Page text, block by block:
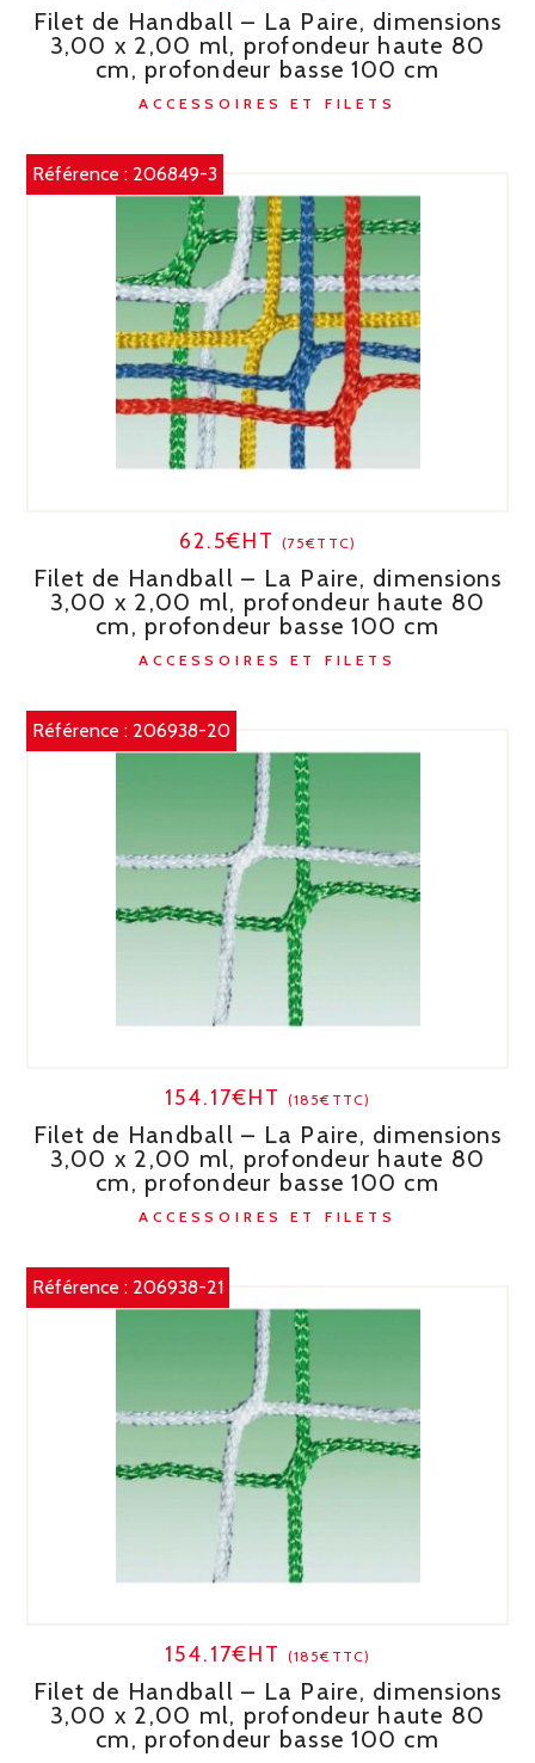
Filet de Handball – La Paire, dimensions
3,00 x 2,00 ml, profondeur haute 80
cm, profondeur basse 100 cm
ACCESSOIRES ET FILETS
Référence : 206849-3
62.5€HT (75€TTC)
Filet de Handball – La Paire, dimensions
3,00 x 2,00 ml, profondeur haute 80
cm, profondeur basse 100 cm
ACCESSOIRES ET FILETS
Référence : 206938-20
154.17€HT (185€TTC)
Filet de Handball – La Paire, dimensions
3,00 x 2,00 ml, profondeur haute 80
cm, profondeur basse 100 cm
ACCESSOIRES ET FILETS
Référence : 206938-21
154.17€HT (185€TTC)
Filet de Handball – La Paire, dimensions
3,00 x 2,00 ml, profondeur haute 80
cm, profondeur basse 100 cm